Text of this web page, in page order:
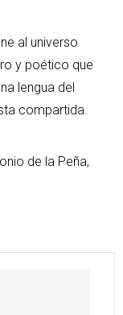
al universo
y poético que
lengua del
compartida.
de la Peña,